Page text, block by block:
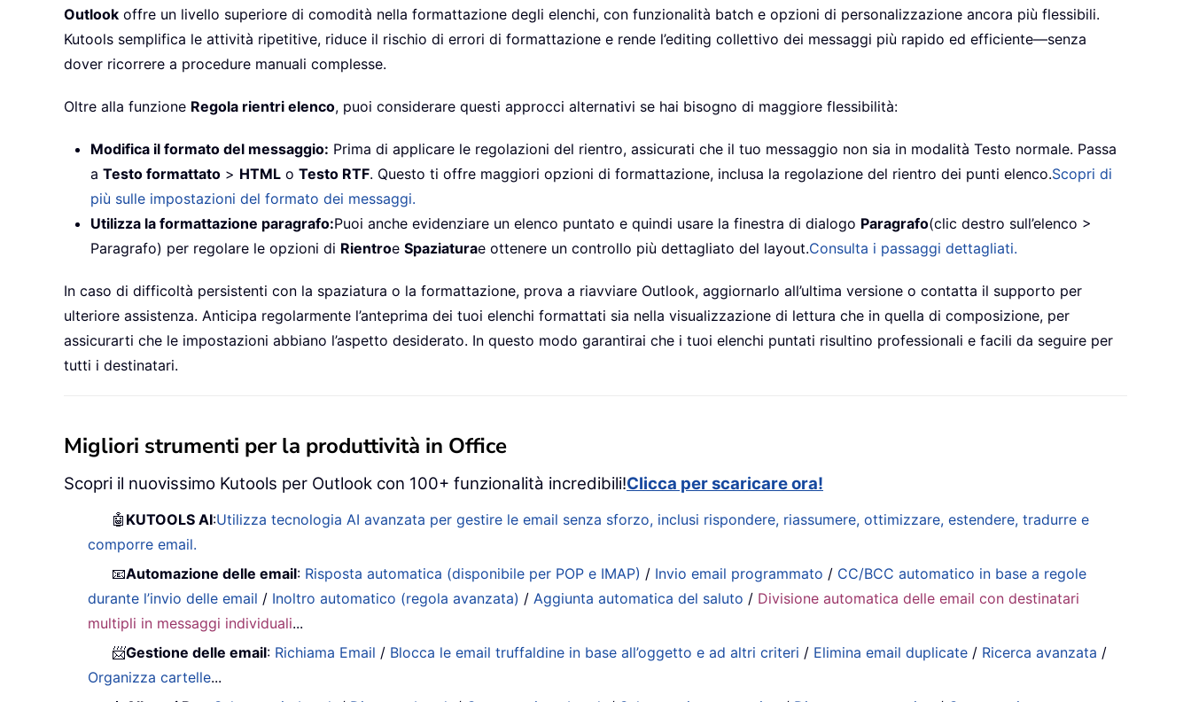
Outlook offre un livello superiore di comodità nella formattazione degli elenchi, con funzionalità batch e opzioni di personalizzazione ancora più flessibili.
Kutools semplifica le attività ripetitive, riduce il rischio di errori di formattazione e rende l’editing collettivo dei messaggi più rapido ed efficiente—senza
dover ricorrere a procedure manuali complesse.
Oltre alla funzione Regola rientri elenco, puoi considerare questi approcci alternativi se hai bisogno di maggiore flessibilità:
Modifica il formato del messaggio: Prima di applicare le regolazioni del rientro, assicurati che il tuo messaggio non sia in modalità Testo normale. Passa
a Testo formattato > HTML o Testo RTF. Questo ti offre maggiori opzioni di formattazione, inclusa la regolazione del rientro dei punti elenco.Scopri di
più sulle impostazioni del formato dei messaggi.
Utilizza la formattazione paragrafo:Puoi anche evidenziare un elenco puntato e quindi usare la finestra di dialogo Paragrafo(clic destro sull’elenco >
Paragrafo) per regolare le opzioni di Rientroe Spaziaturae ottenere un controllo più dettagliato del layout.Consulta i passaggi dettagliati.
In caso di difficoltà persistenti con la spaziatura o la formattazione, prova a riavviare Outlook, aggiornarlo all’ultima versione o contatta il supporto per
ulteriore assistenza. Anticipa regolarmente l’anteprima dei tuoi elenchi formattati sia nella visualizzazione di lettura che in quella di composizione, per
assicurarti che le impostazioni abbiano l’aspetto desiderato. In questo modo garantirai che i tuoi elenchi puntati risultino professionali e facili da seguire per
tutti i destinatari.
Migliori strumenti per la produttività in Office
Scopri il nuovissimo Kutools per Outlook con 100+ funzionalità incredibili!Clicca per scaricare ora!
🤖 KUTOOLS AI:Utilizza tecnologia AI avanzata per gestire le email senza sforzo, inclusi rispondere, riassumere, ottimizzare, estendere, tradurre e
comporre email.
📧Automazione delle email: Risposta automatica (disponibile per POP e IMAP) / Invio email programmato / CC/BCC automatico in base a regole
durante l’invio delle email / Inoltro automatico (regola avanzata) /Aggiunta automatica del saluto / Divisione automatica delle email con destinatari
multipli in messaggi individuali...
📨Gestione delle email: Richiama Email / Blocca le email truffaldine in base all’oggetto e ad altri criteri / Elimina email duplicate / Ricerca avanzata /
Organizza cartelle...